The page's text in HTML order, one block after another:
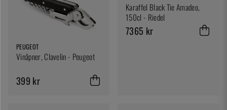
PEUGEOT
Vinåpner, Clavelin - Peugeot
399 kr
Karaffel Black Tie Amadeo,
150cl - Riedel
7365 kr